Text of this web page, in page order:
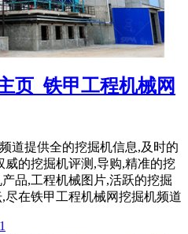
页_铁甲工程机械网
道提供全的挖掘机信息,及时的
威的挖掘机评测,导购,精准的挖
品,工程机械图片,活跃的挖掘
尽在铁甲工程机械网挖掘机频道